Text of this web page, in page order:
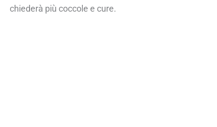
chiederà più coccole e cure.